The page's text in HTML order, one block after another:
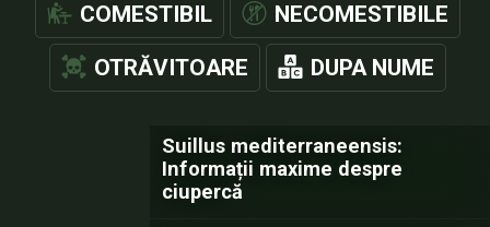
COMESTIBIL NECOMESTIBILE
OTRĂVITOARE DUPA NUME
Suillus mediterraneensis:
Informații maxime despre
ciupercă